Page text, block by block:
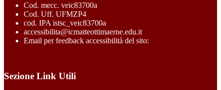
Cod. mecc. veic83700a
Cod. Uff. UFMZP4
cod. IPA istsc_veic83700a
accessibilita@icmatteottimaerne.edu.it
Email per feedback accessibilità del sito:
Sezione Link Utili